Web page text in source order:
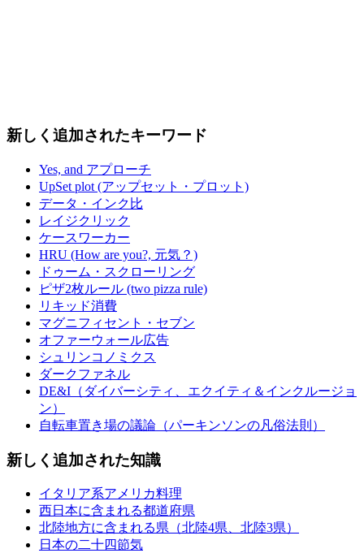
新しく追加されたキーワード
Yes, and アプローチ
UpSet plot (アップセット・プロット)
データ・インク比
レイジクリック
ケースワーカー
HRU (How are you?, 元気？)
ドゥーム・スクローリング
ピザ2枚ルール (two pizza rule)
リキッド消費
マグニフィセント・セブン
オファーウォール広告
シュリンコノミクス
ダークファネル
DE&I（ダイバーシティ、エクイティ＆インクルージョ
ン）
自転車置き場の議論（パーキンソンの凡俗法則）
新しく追加された知識
イタリア系アメリカ料理
西日本に含まれる都道府県
北陸地方に含まれる県（北陸4県、北陸3県）
日本の二十四節気